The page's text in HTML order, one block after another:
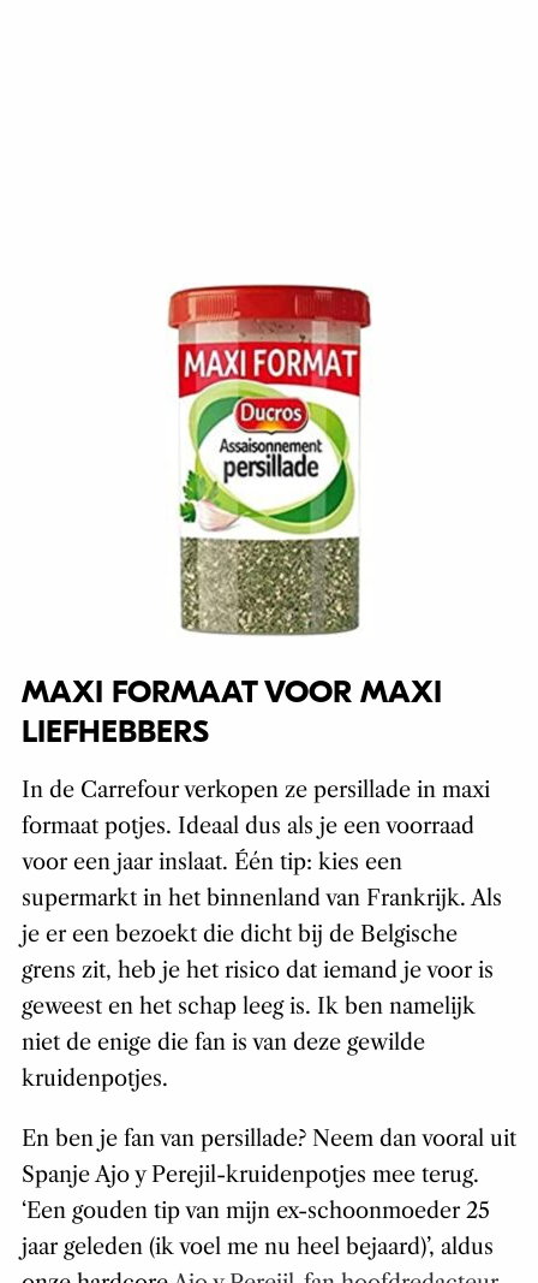
MAXI FORMAAT VOOR MAXI
LIEFHEBBERS
In de Carrefour verkopen ze persillade in maxi
formaat potjes. Ideaal dus als je een voorraad
voor een jaar inslaat. Één tip: kies een
supermarkt in het binnenland van Frankrijk. Als
je er een bezoekt die dicht bij de Belgische
grens zit, heb je het risico dat iemand je voor is
geweest en het schap leeg is. Ik ben namelijk
niet de enige die fan is van deze gewilde
kruidenpotjes.
En ben je fan van persillade? Neem dan vooral uit
Spanje Ajo y Perejil-kruidenpotjes mee terug.
‘Een gouden tip van mijn ex-schoonmoeder 25
jaar geleden (ik voel me nu heel bejaard)’, aldus